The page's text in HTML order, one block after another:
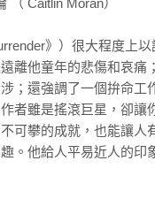
Caitlin Moran）
》）很大程度上
離他童年的悲傷和哀
；還強調了一個拚命
者雖是搖滾巨星，卻
可攀的成就，也能讓
。他給人平易近人的印